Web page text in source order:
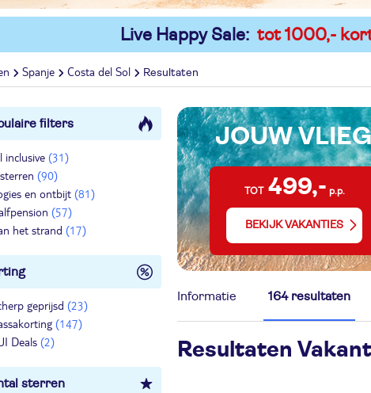
Live Happy Sale: tot 1000,-
Spanje Costa del Sol Resultaten
filters
inclusive (31)
(90)
en ontbijt (81)
(57)
het strand (17)
geprijsd (23)
(147)
Deals (2)
sterren
JOUW
TOT 499,- p.p.
BEKIJK VAKANTIES
Informatie 164 resultaten
Resultaten